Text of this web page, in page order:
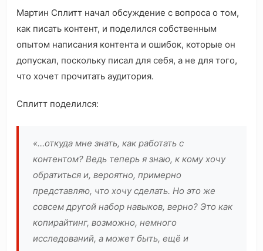
Мартин Сплитт начал обсуждение с вопроса о том,
как писать контент, и поделился собственным
опытом написания контента и ошибок, которые он
допускал, поскольку писал для себя, а не для того,
что хочет прочитать аудитория.
Сплитт поделился:
«…откуда мне знать, как работать с
контентом? Ведь теперь я знаю, к кому хочу
обратиться и, вероятно, примерно
представляю, что хочу сделать. Но это же
совсем другой набор навыков, верно? Это как
копирайтинг, возможно, немного
исследований, а может быть, ещё и